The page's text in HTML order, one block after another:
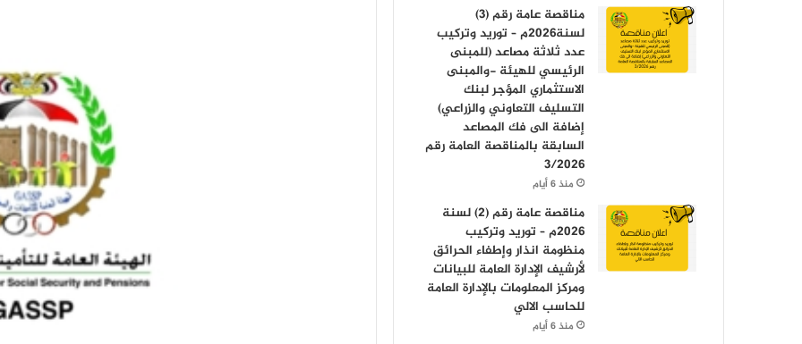
مناقصة عامة رقم (3)
لسنة2026م – توريد وتركيب
عدد ثلاثة مصاعد (للمبنى
الرئيسي للهيئة -والمبنى
الاستثماري المؤجر لبنك
التسليف التعاوني والزراعي)
إضافة الى فك المصاعد
السابقة بالمناقصة العامة رقم
3/2026
منذ 6 أيام
مناقصة عامة رقم (2) لسنة
2026م – توريد وتركيب
منظومة انذار وإطفاء الحرائق
لأرشيف الإدارة العامة للبيانات
ومركز المعلومات بالإدارة العامة
للحاسب الالي
منذ 6 أيام